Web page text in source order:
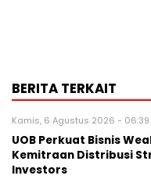
BERITA TERKAIT
Kamis, 6 Agustus 2026 - 06:39
UOB Perkuat Bisnis
Kemitraan Distribusi
Investors